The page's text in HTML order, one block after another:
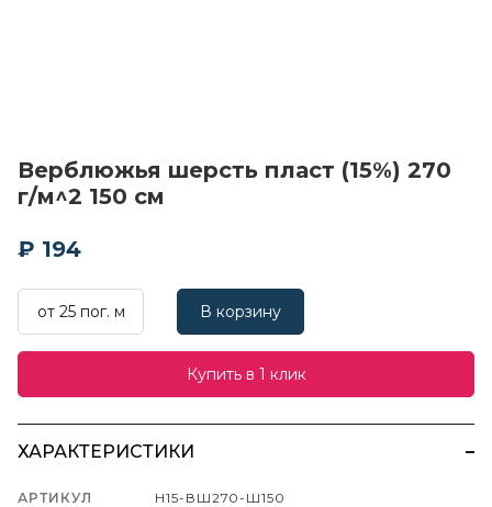
Верблюжья шерсть пласт (15%) 270
г/м^2 150 см
₽ 194
от 25 пог. м В корзину
Купить в 1 клик
ХАРАКТЕРИСТИКИ
АРТИКУЛ Н15-ВШ270-Ш150